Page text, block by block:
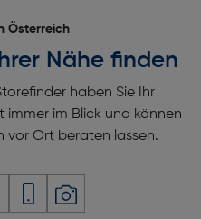
Österreich
Nähe finden
haben Sie Ihr
im Blick und können
vor Ort beraten lassen.